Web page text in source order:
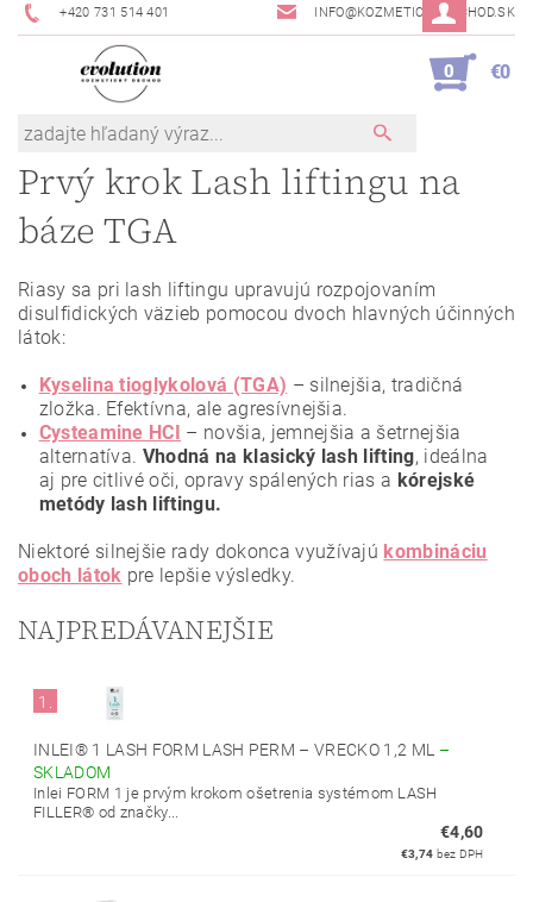
+420 731 514 401 INFO@KOZMETICKYOBCHOD.SK
0 €0
Prvý krok Lash liftingu na
báze TGA
Riasy sa pri lash liftingu upravujú rozpojovaním
disulfidických väzieb pomocou dvoch hlavných účinných
látok:
Kyselina tioglykolová (TGA) – silnejšia, tradičná
zložka. Efektívna, ale agresívnejšia.
Cysteamine HCI – novšia, jemnejšia a šetrnejšia
alternatíva. Vhodná na klasický lash lifting, ideálna
aj pre citlivé oči, opravy spálených rias a kórejské
metódy lash liftingu.
Niektoré silnejšie rady dokonca využívajú kombináciu
oboch látok pre lepšie výsledky.
NAJPREDÁVANEJŠIE
1.
INLEI® 1 LASH FORM LASH PERM – VRECKO 1,2 ML –
SKLADOM
Inlei FORM 1 je prvým krokom ošetrenia systémom LASH
FILLER® od značky...
€4,60
€3,74 bez DPH